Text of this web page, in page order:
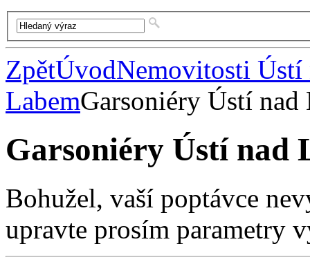
ZpětÚvodNemovitosti Ústí
LabemGarsoniéry Ústí nad
Garsoniéry Ústí nad
Bohužel, vaší poptávce
upravte prosím parametry